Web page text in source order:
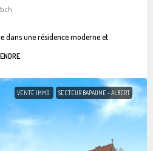
dans une résidence moderne et
VENTE IMMO SECTEUR BAPAUME - ALBERT